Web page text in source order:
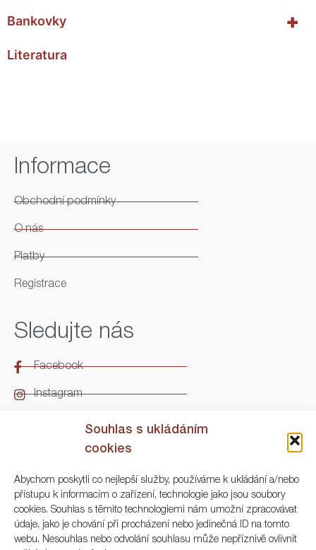
Souhlas s ukládáním
cookies
Abychom poskytli co nejlepší služby, používáme k ukládání a/nebo
přístupu k informacím o zařízení, technologie jako jsou soubory
cookies. Souhlas s těmito technologiemi nám umožní zpracovávat
údaje, jako je chování při procházení nebo jedinečná ID na tomto
webu. Nesouhlas nebo odvolání souhlasu může nepříznivě ovlivnit
+
Bankovky
Literatura
Informace
Obchodní podmínky
O nás
Platby
Registrace
Sledujte nás
Facebook
Instagram
Kontakt
ARGO Numismatika
Korunní 83, Praha 3